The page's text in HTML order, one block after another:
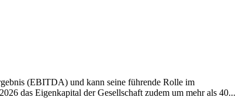
(EBITDA) und kann seine führende Rolle im
das Eigenkapital der Gesellschaft zudem um mehr als 40...